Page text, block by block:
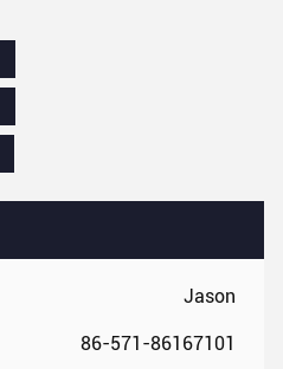
Jason
86-571-86167101